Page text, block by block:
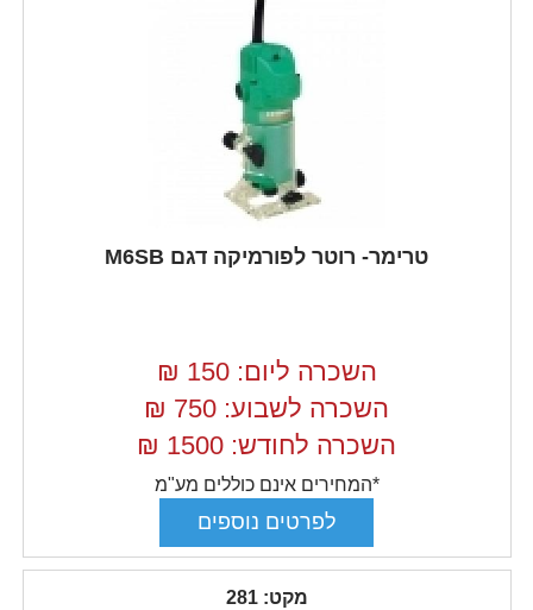
טרימר- רוטר לפורמיקה דגם M6SB
השכרה ליום: 150
₪
השכרה לשבוע: 750
₪
השכרה לחודש: 1500
₪
*המחירים אינם כוללים מע"מ
מקט: 281